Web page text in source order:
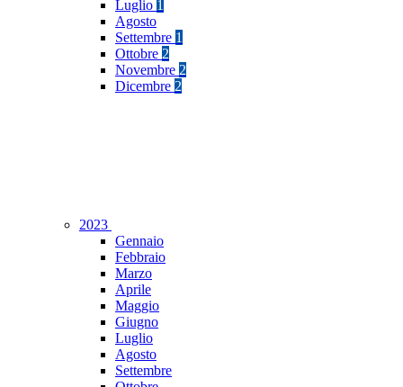
Luglio 1
Agosto
Settembre 1
Ottobre 2
Novembre 2
Dicembre 2
2023
Gennaio
Febbraio
Marzo
Aprile
Maggio
Giugno
Luglio
Agosto
Settembre